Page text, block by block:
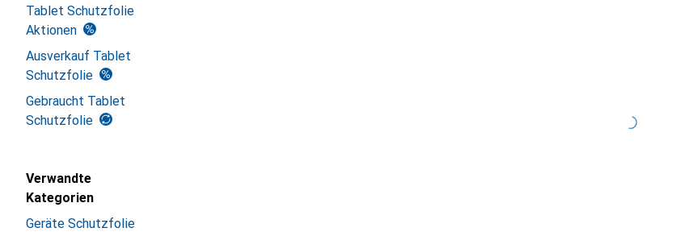
Tablet Schutzfolie
Aktionen
Ausverkauf Tablet
Schutzfolie
Gebraucht Tablet
Schutzfolie
Verwandte
Kategorien
Geräte Schutzfolie